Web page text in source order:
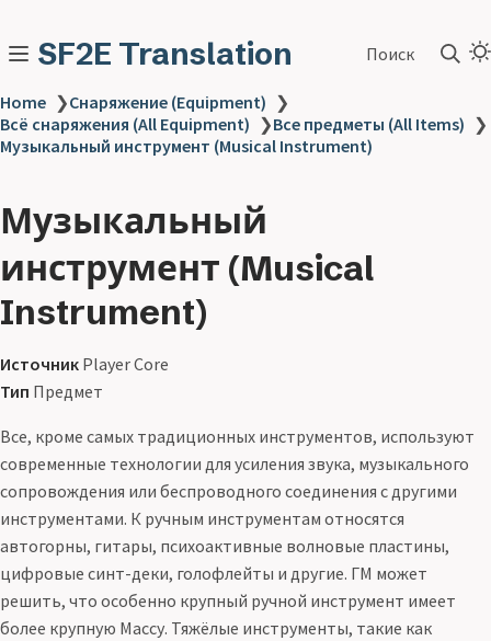
SF2E Translation Поиск
Home ❯Снаряжение (Equipment) ❯
Всё снаряжения (All Equipment) ❯Все предметы (All Items) ❯
Музыкальный инструмент (Musical Instrument)
Музыкальный
инструмент (Musical
Instrument)
Источник Player Core
Тип Предмет
Все, кроме самых традиционных инструментов, используют
современные технологии для усиления звука, музыкального
сопровождения или беспроводного соединения с другими
инструментами. К ручным инструментам относятся
автогорны, гитары, психоактивные волновые пластины,
цифровые синт-деки, голофлейты и другие. ГМ может
решить, что особенно крупный ручной инструмент имеет
более крупную Массу. Тяжёлые инструменты, такие как